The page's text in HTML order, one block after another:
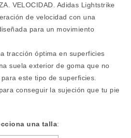
VELOCIDAD. Adidas Lightstrike
de velocidad con una
para un movimiento
tracción óptima en superficies
suela exterior de goma que no
este tipo de superficies.
conseguir la sujeción que tu pie
una talla: